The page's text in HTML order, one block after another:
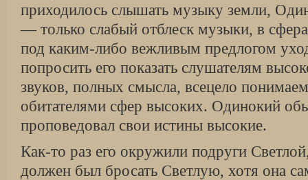
приходилось слышать музыку земли,
— только слабый отблеск музыки, в
под каким-либо вежливым предлогом
попросить его показать слушателям
звуков, полных смысла, всецело
обитателями сфер высоких. Одинокий
проповедовал свои истины высокие.
Как-то раз его окружили подруги
должен был бросать Светлую, хотя она